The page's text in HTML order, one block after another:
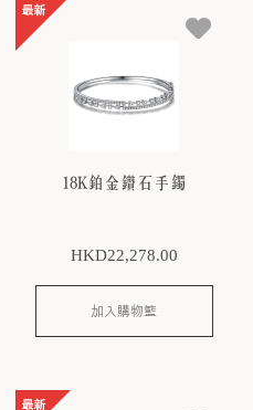
18K鉑金鑽石手鐲
HKD22,278.00
加入購物籃